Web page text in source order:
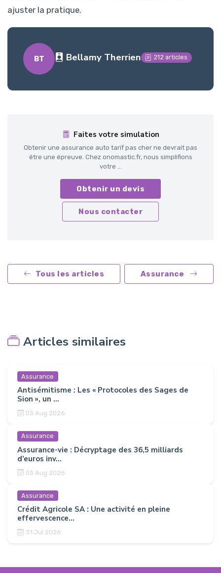
ajuster la pratique.
BT Bellamy Therrien 212 articles
Faites votre simulation
Obtenir une assurance auto tarif pas cher ne devrait pas
être une épreuve. Chez onomastic.fr, nous simplifions
votre ...
Obtenir un devis
Nous contacter
Tous les articles Assurance
Articles similaires
Assurance
Antisémitisme : Les « Protocoles des Sages de
Sion », un ...
03 Aug 2026
Assurance
Assurance-vie : Décryptage des 36,5 milliards
d’euros inv...
03 Aug 2026
Assurance
Crédit Agricole SA : Une activité en pleine
effervescence...
31 Jul 2026